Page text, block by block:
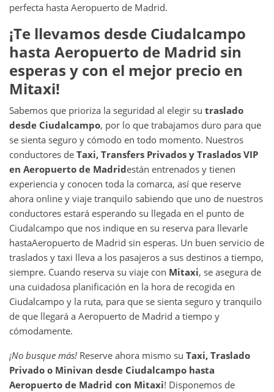
perfecta hasta Aeropuerto de Madrid.
¡Te llevamos desde Ciudalcampo
hasta Aeropuerto de Madrid sin
esperas y con el mejor precio en
Mitaxi!
Sabemos que prioriza la seguridad al elegir su traslado
desde Ciudalcampo, por lo que trabajamos duro para que
se sienta seguro y cómodo en todo momento. Nuestros
conductores de Taxi, Transfers Privados y Traslados VIP
en Aeropuerto de Madridestán entrenados y tienen
experiencia y conocen toda la comarca, así que reserve
ahora online y viaje tranquilo sabiendo que uno de nuestros
conductores estará esperando su llegada en el punto de
Ciudalcampo que nos indique en su reserva para llevarle
hastaAeropuerto de Madrid sin esperas. Un buen servicio de
traslados y taxi lleva a los pasajeros a sus destinos a tiempo,
siempre. Cuando reserva su viaje con Mitaxi, se asegura de
una cuidadosa planificación en la hora de recogida en
Ciudalcampo y la ruta, para que se sienta seguro y tranquilo
de que llegará a Aeropuerto de Madrid a tiempo y
cómodamente.
¡No busque más! Reserve ahora mismo su Taxi, Traslado
Privado o Minivan desde Ciudalcampo hasta
Aeropuerto de Madrid con Mitaxi! Disponemos de